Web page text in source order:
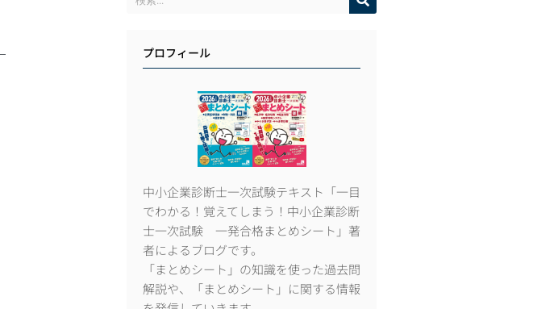
プロフィール
中小企業診断士一次試験テキスト「一目
でわかる！覚えてしまう！中小企業診断
士一次試験 一発合格まとめシート」著
者によるブログです。
「まとめシート」の知識を使った過去問
解説や、「まとめシート」に関する情報